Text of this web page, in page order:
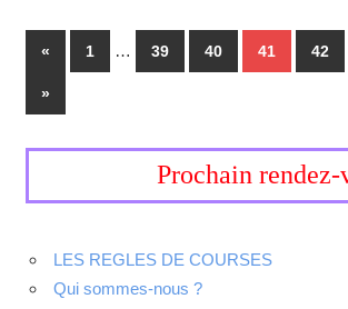
« 1 … 39 40 41 42
»
Prochain rendez-
LES REGLES DE COURSES
Qui sommes-nous ?